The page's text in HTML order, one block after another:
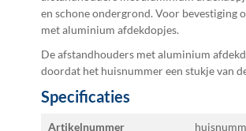
en schone ondergrond. Voor bevestiging
met aluminium afdekdopjes.
De afstandhouders met aluminium
doordat het huisnummer een stukje van
Specificaties
Specificaties
Artikelnummer